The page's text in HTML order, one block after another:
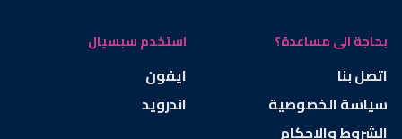
بحاجة الى مساعدة؟
اتصل بنا
سياسة الخصوصية
الشروط والاحكام
استخدم سبسيال
ايفون
اندرويد